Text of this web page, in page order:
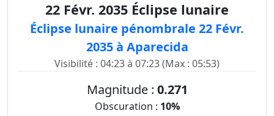
22 Févr. 2035 Éclipse lunaire
Éclipse lunaire pénombrale 22 Févr.
2035 à Aparecida
Visibilité : 04:23 à 07:23 (Max : 05:53)
Magnitude : 0.271
Obscuration : 10%